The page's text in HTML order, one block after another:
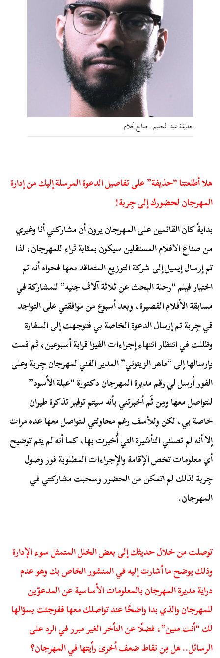
حذيفة عبد الحليم.. صانع أفلام
هلا أطلعتنا “حذيفة” على تفاصيل الدعوة المرسلة إليك من إدارة
المهرجان لحضورك إلى جِربة!
بدايةً كان القائمين على المهرجان يرون أن مشاركتي أنا وغيري
من صناع الافلام المستقلين سيكون بمثابة ثراء للمهرجان، لذا
تم إرسال إيميل إلى شركة التوزيع المتعاقد معها فحواه أنه تم
اختيار فيلم “رحلة البحث عن ثلاثة آلاف جنيه” للمشاركة في
مسابقة الأفلام القصيرة، وبعد أسبوع من موافقتي على التواجد
في جِربة تم إرسال الدعوة الخاصة بي فتوجهت إلى السفارة
وظللت في انتظار انتهاء إجراءات الفيزا قرابة أسبوعين، ثم قمت
بإرسالها إلى “ماهر الزيتوني” المدير الفني لمهرجان جِربة وعلى
الفور أرسل لي رقم مديرة المهرجان دكتورة “عبلة الأسود”
للتواصل معها ومِن ثَم أخبرتني بأنه سيتم توفير تذكرة طيران
خاصة بي، لكن وللأسف رغم محاولتي للتواصل معها عده مرات
إلا أنه لم تصلني التأشيرة التي أُخبرت بها، كما أنه لم يتم توضيح
أي معلومات تخص الإقامة والإجراءات المطلوبة فور وصول
جِربة لذلك لم اتمكن من الحضور وسحبت مشاركتي في
المهرجان.
توصلت من خلال حديثك إلى بعض الخلل المتمثل سوء الإدارة
وذلك يوضح ما أشارت إليه في المنشور الخاص بك وهو عدم
دراية مديرة المهرجان بالمعلومات الأساسية عن المدعوّين
للمهرجان والذي بدا واضحًا عند تواصلك معها ففوجئت بسؤالها
لك “أنت منين”، فضلًا عن التأخر الغير مبرر في الرد على
الرسائل.. هل مِن نقاط ضعف أخرى رأيتها في المهرجان؟